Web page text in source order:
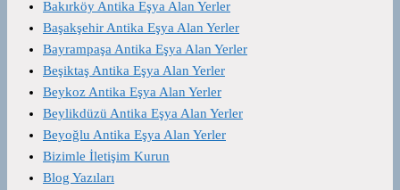
Bakırköy Antika Eşya Alan Yerler
Başakşehir Antika Eşya Alan Yerler
Bayrampaşa Antika Eşya Alan Yerler
Beşiktaş Antika Eşya Alan Yerler
Beykoz Antika Eşya Alan Yerler
Beylikdüzü Antika Eşya Alan Yerler
Beyoğlu Antika Eşya Alan Yerler
Bizimle İletişim Kurun
Blog Yazıları